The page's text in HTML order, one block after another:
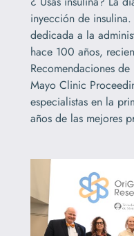
inyección de
dedicada a la
hace 100 años,
Recomendaciones de
Mayo Clinic
especialistas en la
años de las mejores